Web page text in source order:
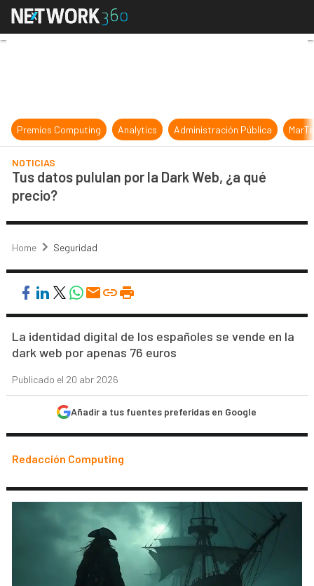
Tus datos pululan por la Dark
Premios Computing Analytics Administración Pública
NOTICIAS
Tus datos pululan por la Dark Web, ¿a qué
precio?
Home Seguridad
La identidad digital de los españoles se vende en la
dark web por apenas 76 euros
Publicado el 20 abr 2026
Añadir a tus fuentes preferidas en Google
Redacción Computing